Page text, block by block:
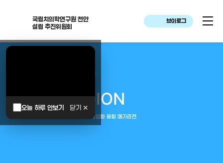
국립치의학연구원 천안
설립 추진위원회
브이로그
오늘 하루 안보기 닫기 ✕
대한민국은 두번이나 약속하였습니다.
MEGAREGION
중부권 전체를 잇는 연구–임상–평가–사업화 융합 메가리전